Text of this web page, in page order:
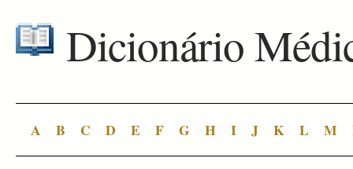
Dicionário
A B C D E F G H I J K L M